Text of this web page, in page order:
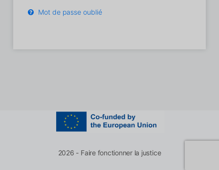
Mot de passe oublié
2026 - Faire fonctionner la justice